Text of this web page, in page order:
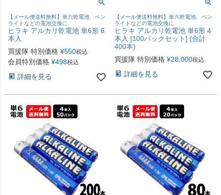
【メール便送料無料】単六乾電池、ペン
ライトなどの電池交換に
ヒラキ アルカリ乾電池 単6形 6
本入
買援隊 特別価格 ¥550税込
会員特別価格 ¥498税込
詳細を見る
【メール便送料無料】単六乾電池、ペン
ライトなどの電池交換に
ヒラキ アルカリ乾電池 単6形 4
本入 [100パックセット] (合計
400本)
買援隊 特別価格 ¥28,000税込
詳細を見る